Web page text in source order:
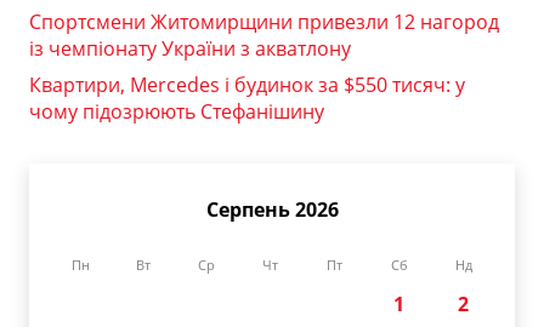
Спортсмени Житомирщини привезли 12 нагород
із чемпіонату України з акватлону
Квартири, Mercedes і будинок за $550 тисяч: у
чому підозрюють Стефанішину
Серпень 2026
Пн Вт Ср Чт Пт Сб Нд
1
2